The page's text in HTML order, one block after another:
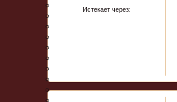
Истекает через: